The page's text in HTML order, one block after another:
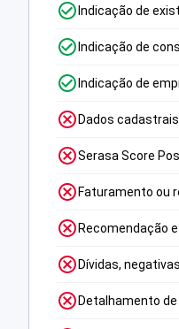
Indicação de
Indicação de
Indicação de
Dados
Serasa Score
Faturamento ou
Recomendação
Dívidas,
Detalhamento